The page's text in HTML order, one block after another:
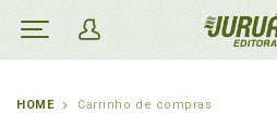
HOME Carrinho de compras